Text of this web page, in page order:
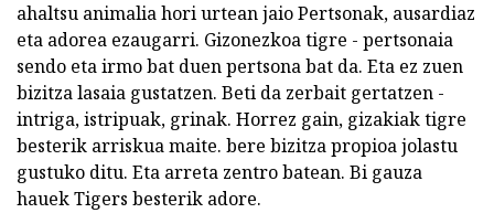
ahaltsu animalia hori urtean jaio Pertsonak, ausardiaz
eta adorea ezaugarri. Gizonezkoa tigre - pertsonaia
sendo eta irmo bat duen pertsona bat da. Eta ez zuen
bizitza lasaia gustatzen. Beti da zerbait gertatzen -
intriga, istripuak, grinak. Horrez gain, gizakiak tigre
besterik arriskua maite. bere bizitza propioa jolastu
gustuko ditu. Eta arreta zentro batean. Bi gauza
hauek Tigers besterik adore.